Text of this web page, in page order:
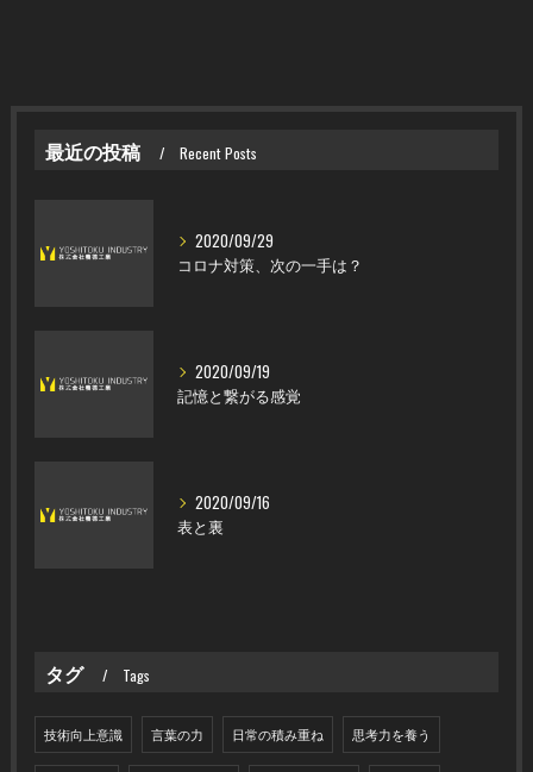
最近の投稿 Recent Posts
2020/09/29
コロナ対策、次の一手は？
2020/09/19
記憶と繋がる感覚
2020/09/16
表と裏
タグ Tags
技術向上意識 言葉の力 日常の積み重ね 思考力を養う